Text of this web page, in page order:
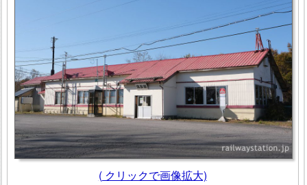
(クリックで画像拡大)